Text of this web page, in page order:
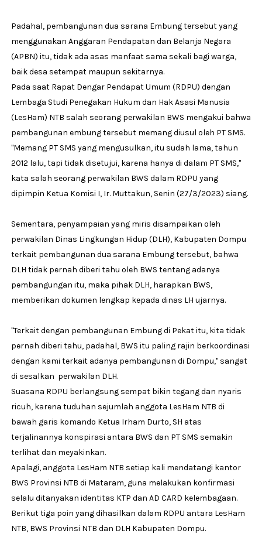
Padahal, pembangunan dua sarana Embung tersebut yang
menggunakan Anggaran Pendapatan dan Belanja Negara
(APBN) itu, tidak ada asas manfaat sama sekali bagi warga,
baik desa setempat maupun sekitarnya.
Pada saat Rapat Dengar Pendapat Umum (RDPU) dengan
Lembaga Studi Penegakan Hukum dan Hak Asasi Manusia
(LesHam) NTB salah seorang perwakilan BWS mengakui bahwa
pembangunan embung tersebut memang diusul oleh PT SMS.
"Memang PT SMS yang mengusulkan, itu sudah lama, tahun
2012 lalu, tapi tidak disetujui, karena hanya di dalam PT SMS,"
kata salah seorang perwakilan BWS dalam RDPU yang
dipimpin Ketua Komisi I, Ir. Muttakun, Senin (27/3/2023) siang.
Sementara, penyampaian yang miris disampaikan oleh
perwakilan Dinas Lingkungan Hidup (DLH), Kabupaten Dompu
terkait pembangunan dua sarana Embung tersebut, bahwa
DLH tidak pernah diberi tahu oleh BWS tentang adanya
pembangungan itu, maka pihak DLH, harapkan BWS,
memberikan dokumen lengkap kepada dinas LH ujarnya.
"Terkait dengan pembangunan Embung di Pekat itu, kita tidak
pernah diberi tahu, padahal, BWS itu paling rajin berkoordinasi
dengan kami terkait adanya pembangunan di Dompu," sangat
di sesalkan perwakilan DLH.
Suasana RDPU berlangsung sempat bikin tegang dan nyaris
ricuh, karena tuduhan sejumlah anggota LesHam NTB di
bawah garis komando Ketua Irham Durto, SH atas
terjalinannya konspirasi antara BWS dan PT SMS semakin
terlihat dan meyakinkan.
Apalagi, anggota LesHam NTB setiap kali mendatangi kantor
BWS Provinsi NTB di Mataram, guna melakukan konfirmasi
selalu ditanyakan identitas KTP dan AD CARD kelembagaan.
Berikut tiga poin yang dihasilkan dalam RDPU antara LesHam
NTB, BWS Provinsi NTB dan DLH Kabupaten Dompu.